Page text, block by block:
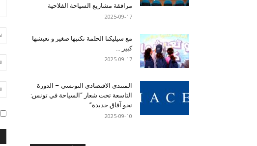
مرافقة مشاريع السياحة الفلاحية
2025-09-17
مع سيليكتا الحلمة تكتبها صغير و تعيشها
كبير …
2025-09-17
المنتدى الاقتصادي التونسي – الدورة
التاسعة تحت شعار “السياحة في تونس:
نحو آفاق جديدة”
2025-09-10